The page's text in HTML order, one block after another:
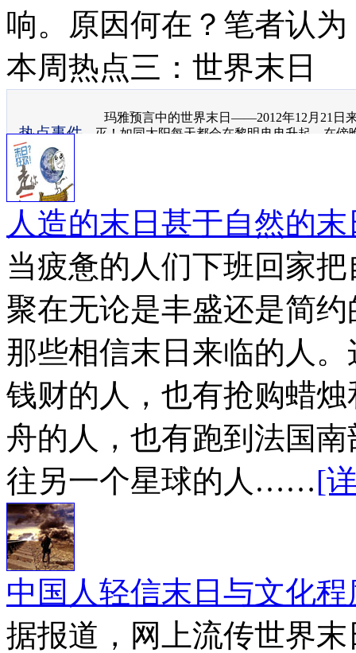
响。原因何在？笔者认
本周热点三：世界末日
热点事件
玛雅预言中的世界末日——2012年12月21日
灭！如同太阳每天都会在黎明冉冉升起，在傍
人造的末日甚于自然的末
当疲惫的人们下班回家
聚在无论是丰盛还是简
那些相信末日来临的人
钱财的人，也有抢购蜡
舟的人，也有跑到法国
往另一个星球的人……[
中国人轻信末日与文化
据报道，网上流传世界